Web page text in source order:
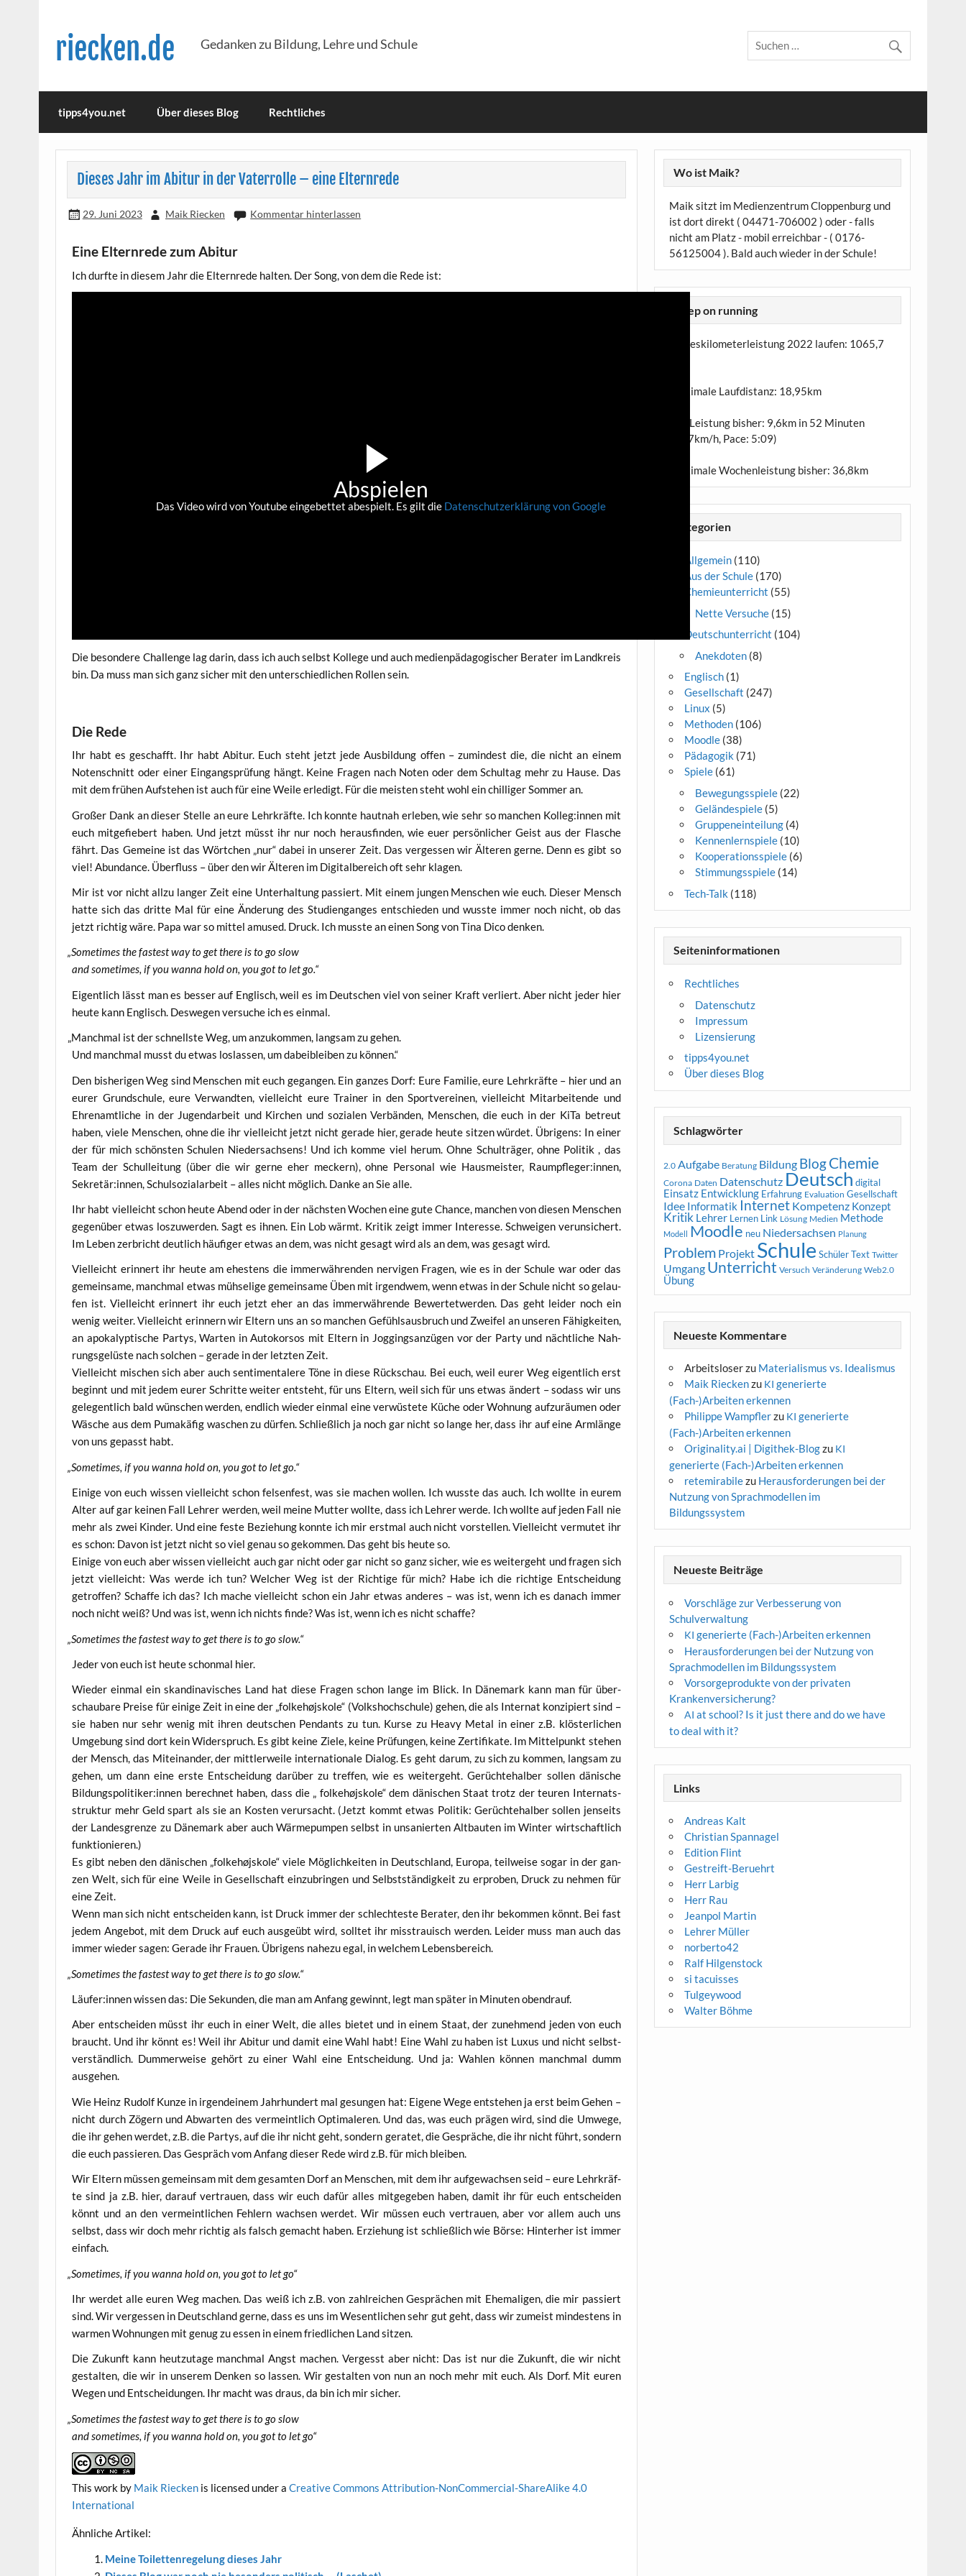
riecken.de Gedanken zu Bildung, Lehre und Schule
tipps4you.net Über dieses Blog Rechtliches
Dieses Jahr im Abitur in der Vaterrolle – eine Elternrede
29. Juni 2023 Maik Riecken Kommentar hinterlassen
Eine Elternrede zum Abitur
Ich durf­te in die­sem Jahr die Eltern­re­de hal­ten. Der Song, von dem die Rede ist:
Abspielen
Das Video wird von Youtube eingebettet abespielt. Es gilt die Datenschutzerklärung von Google
Die beson­de­re Chall­enge lag dar­in, dass ich auch selbst Kol­le­ge und auch medi­en­päd­ago­gi­scher Bera­ter im Land­kreis
bin. Da muss man sich ganz sicher mit den unter­schied­li­chen Rol­len sein.
Die Rede
Ihr habt es geschafft. Ihr habt Abitur. Euch steht jetzt jede Aus­bil­dung offen – zumin­dest die, die nicht an einem
Noten­schnitt oder einer Ein­gangs­prü­fung hängt. Kei­ne Fra­gen nach Noten oder dem Schul­tag mehr zu Hau­se. Das
mit dem frü­hen Auf­ste­hen ist auch für eine Wei­le erle­digt. Für die meis­ten steht wohl ein chil­li­ger Som­mer an.
Gro­ßer Dank an die­ser Stel­le an eure Lehr­kräf­te. Ich konn­te haut­nah erle­ben, wie sehr so man­chen Kolleg:innen mit
euch mit­ge­fie­bert haben. Und jetzt müsst ihr nur noch her­aus­fin­den, wie euer per­sön­li­cher Geist aus der Fla­sche
fährt. Das Gemei­ne ist das Wört­chen „nur“ dabei in unse­rer Zeit. Das ver­ges­sen wir Älte­ren ger­ne. Denn es gibt so
viel! Abun­dance. Über­fluss – über den wir Älte­ren im Digi­tal­be­reich oft sehr klagen.
Mir ist vor nicht all­zu lan­ger Zeit eine Unter­hal­tung pas­siert. Mit einem jun­gen Men­schen wie euch. Die­ser Mensch
hat­te sich das drit­te Mal für eine Ände­rung des Stu­di­en­gan­ges ent­schie­den und wuss­te immer noch nicht, ob das
jetzt rich­tig wäre. Papa war so mit­tel amu­sed. Druck. Ich muss­te an einen Song von Tina Dico denken.
„Some­ti­mes the fas­test way to get the­re is to go slow
and some­ti­mes, if you wan­na hold on, you got to let go.“
Eigent­lich lässt man es bes­ser auf Eng­lisch, weil es im Deut­schen viel von sei­ner Kraft ver­liert. Aber nicht jeder hier
heu­te kann Eng­lisch. Des­we­gen ver­su­che ich es einmal.
„Manch­mal ist der schnells­te Weg, um anzu­kom­men, lang­sam zu gehen.
Und manch­mal musst du etwas los­las­sen, um dabei­blei­ben zu können.“
Den bis­he­ri­gen Weg sind Men­schen mit euch gegan­gen. Ein gan­zes Dorf: Eure Fami­lie, eure Lehr­kräf­te – hier und an
eurer Grund­schu­le, eure Ver­wand­ten, viel­leicht eure Trai­ner in den Sport­ver­ei­nen, viel­leicht Mit­ar­bei­ten­de und
Ehren­amt­li­che in der Jugend­ar­beit und Kir­chen und sozia­len Ver­bän­den, Men­schen, die euch in der KiTa betreut
haben, vie­le Men­schen, ohne die ihr viel­leicht jetzt nicht gera­de hier, gera­de heu­te sit­zen wür­det. Übri­gens: In einer
der für mich schöns­ten Schu­len Nie­der­sach­sens! Und ich kom­me viel her­um. Ohne Schul­trä­ger, ohne Poli­tik , das
Team der Schul­lei­tung (über die wir ger­ne eher meckern), ohne Per­so­nal wie Haus­meis­ter, Raumpfleger:innen,
Sekretär:innen, Schul­so­zi­al­ar­beit – alles nicht mög­lich. Dan­ke an Sie alle.
Ihr habt viel­leicht schon heu­te Abend oder in der nächs­ten Wochen eine gute Chan­ce, man­chen von die­sen Men­schen
gegen­über etwas los­zu­wer­den. Sagt es ihnen. Ein Lob wärmt. Kri­tik zeigt immer Inter­es­se. Schwei­gen ver­un­si­chert.
Im Leben zer­bricht deut­lich häu­fi­ger etwas an dem, was nicht gesagt wird als an dem, was gesagt wird.
Viel­leicht erin­nert ihr heu­te am ehes­tens die immer­wäh­ren­den ner­vi­gen Fra­gen, wie es in der Schu­le war oder das
gemein­sa­me, manch­mal etwas müh­se­li­ge gemein­sa­me Üben mit irgend­wem, wenn etwas in der Schu­le nicht so gelau­
fen ist. Viel­leicht erin­nert ihr euch jetzt eher an das immer­wäh­ren­de Bewer­tet­wer­den. Das geht lei­der noch ein
wenig wei­ter. Viel­leicht erin­nern wir Eltern uns an so man­chen Gefühls­aus­bruch und Zwei­fel an unse­ren Fähig­kei­ten,
an apo­ka­lyp­ti­sche Par­tys, War­ten in Auto­kor­sos mit Eltern in Jog­gings­an­zü­gen vor der Par­ty und nächt­li­che Nah­
rungs­ge­lüs­te nach sol­chen – gera­de in der letz­ten Zeit.
Viel­leicht mischen sich aber auch sen­ti­men­ta­le­re Töne in die­se Rück­schau. Bei euch, weil eurer Weg eigent­lich erst
beginnt und mit jedem eurer Schrit­te wei­ter ent­steht, für uns Eltern, weil sich für uns etwas ändert – sodass wir uns
gele­gent­lich bald wün­schen wer­den, end­lich wie­der ein­mal eine ver­wüs­te­te Küche oder Woh­nung auf­zu­räu­men oder
Wäsche aus dem Puma­kä­fig waschen zu dür­fen. Schließ­lich ja noch gar nicht so lan­ge her, dass ihr auf eine Arm­län­ge
von uns gepasst habt.
„Some­ti­mes, if you wan­na hold on, you got to let go.“
Eini­ge von euch wis­sen viel­leicht schon fel­sen­fest, was sie machen wol­len. Ich wuss­te das auch. Ich woll­te in eurem
Alter auf gar kei­nen Fall Leh­rer wer­den, weil mei­ne Mut­ter woll­te, dass ich Leh­rer wer­de. Ich woll­te auf jeden Fall nie
mehr als zwei Kin­der. Und eine fes­te Bezie­hung konn­te ich mir erst­mal auch nicht vor­stel­len. Viel­leicht ver­mu­tet ihr
es schon: Davon ist jetzt nicht so viel genau so gekom­men. Das geht bis heu­te so.
Eini­ge von euch aber wis­sen viel­leicht auch gar nicht oder gar nicht so ganz sicher, wie es wei­ter­geht und fra­gen sich
jetzt viel­leicht: Was wer­de ich tun? Wel­cher Weg ist der Rich­ti­ge für mich? Habe ich die rich­ti­ge Ent­schei­dung
getrof­fen? Schaf­fe ich das? Ich mache viel­leicht schon ein Jahr etwas ande­res – was ist, wenn ich es danach immer
noch nicht weiß? Und was ist, wenn ich nichts fin­de? Was ist, wenn ich es nicht schaffe?
Some­ti­mes the fas­test way to get the­re is to go slow.“
Jeder von euch ist heu­te schon­mal hier.
Wie­der ein­mal ein skan­di­na­vi­sches Land hat die­se Fra­gen schon lan­ge im Blick. In Däne­mark kann man für über­
schau­ba­re Prei­se für eini­ge Zeit in eine der „fol­kehø­js­ko­le“ (Volks­hoch­schu­le) gehen, die als Inter­nat kon­zi­piert sind –
sie haben nur sehr wenig mit ihren deut­schen Pen­dants zu tun. Kur­se zu Hea­vy Metal in einer z.B. klös­ter­li­chen
Umge­bung sind dort kein Wider­spruch. Es gibt kei­ne Zie­le, kei­ne Prü­fun­gen, kei­ne Zer­ti­fi­ka­te. Im Mit­tel­punkt ste­hen
der Mensch, das Mit­ein­an­der, der mitt­ler­wei­le inter­na­tio­na­le Dia­log. Es geht dar­um, zu sich zu kom­men, lang­sam zu
gehen, um dann eine ers­te Ent­schei­dung dar­über zu tref­fen, wie es wei­ter­geht. Gerüch­te­hal­ber sol­len däni­sche
Bildungspolitiker:innen berech­net haben, dass die „ fol­kehø­js­ko­le“ dem däni­schen Staat trotz der teu­ren Inter­nats­
struk­tur mehr Geld spart als sie an Kos­ten ver­ur­sacht. (Jetzt kommt etwas Poli­tik: Gerüch­te­hal­ber sol­len jen­seits
der Lan­des­gren­ze zu Däne­mark aber auch Wär­me­pum­pen selbst in unsa­nier­ten Alt­bau­ten im Win­ter wirt­schaft­lich
funktionieren.)
Es gibt neben den däni­schen „fol­kehø­js­ko­le“ vie­le Mög­lich­kei­ten in Deutsch­land, Euro­pa, teil­wei­se sogar in der gan­
zen Welt, sich für eine Wei­le in Gesell­schaft ein­zu­brin­gen und Selbst­stän­dig­keit zu erpro­ben, Druck zu neh­men für
eine Zeit.
Wenn man sich nicht ent­schei­den kann, ist Druck immer der schlech­tes­te Bera­ter, den ihr bekom­men könnt. Bei fast
jedem Ange­bot, mit dem Druck auf euch aus­ge­übt wird, soll­tet ihr miss­trau­isch wer­den. Lei­der muss man auch das
immer wie­der sagen: Gera­de ihr Frau­en. Übri­gens nahe­zu egal, in wel­chem Lebensbereich.
„Some­ti­mes the fas­test way to get the­re is to go slow.“
Läufer:innen wis­sen das: Die Sekun­den, die man am Anfang gewinnt, legt man spä­ter in Minu­ten obendrauf.
Aber ent­schei­den müsst ihr euch in einer Welt, die alles bie­tet und in einem Staat, der zuneh­mend jeden von euch
braucht. Und ihr könnt es! Weil ihr Abitur und damit eine Wahl habt! Eine Wahl zu haben ist Luxus und nicht selbst­
ver­ständ­lich. Dum­mer­wei­se gehört zu einer Wahl eine Ent­schei­dung. Und ja: Wah­len kön­nen manch­mal dumm
ausgehen.
Wie Heinz Rudolf Kun­ze in irgend­ei­nem Jahr­hun­dert mal gesun­gen hat: Eige­ne Wege ent­ste­hen ja erst beim Gehen –
nicht durch Zögern und Abwar­ten des ver­meint­lich Opti­ma­le­ren. Und das, was euch prä­gen wird, sind die Umwe­ge,
die ihr gehen wer­det, z.B. die Par­tys, auf die ihr nicht geht, son­dern gera­tet, die Gesprä­che, die ihr nicht führt, son­dern
die euch pas­sie­ren. Das Gespräch vom Anfang die­ser Rede wird z.B. für mich bleiben.
Wir Eltern müs­sen gemein­sam mit dem gesam­ten Dorf an Men­schen, mit dem ihr auf­ge­wach­sen seid – eure Lehr­kräf­
te sind ja z.B. hier, dar­auf ver­trau­en, dass wir euch dafür alles mit­ge­ge­ben haben, damit ihr für euch ent­schei­den
könnt und an den ver­meint­li­chen Feh­lern wach­sen wer­det. Wir müs­sen euch ver­trau­en, aber vor allem auch uns
selbst, dass wir doch mehr rich­tig als falsch gemacht haben. Erzie­hung ist schließ­lich wie Bör­se: Hin­ter­her ist immer
einfach.
„Some­ti­mes, if you wan­na hold on, you got to let go“
Ihr wer­det alle euren Weg machen. Das weiß ich z.B. von zahl­rei­chen Gesprä­chen mit Ehe­ma­li­gen, die mir pas­siert
sind. Wir ver­ges­sen in Deutsch­land ger­ne, dass es uns im Wesent­li­chen sehr gut geht, dass wir zumeist min­des­tens in
war­men Woh­nun­gen mit genug zu essen in einem fried­li­chen Land sitzen.
Die Zukunft kann heut­zu­ta­ge manch­mal Angst machen. Ver­gesst aber nicht: Das ist nur die Zukunft, die wir nicht
gestal­ten, die wir in unse­rem Den­ken so las­sen. Wir gestal­ten von nun an noch mehr mit euch. Als Dorf. Mit euren
Wegen und Ent­schei­dun­gen. Ihr macht was draus, da bin ich mir sicher.
„Some­ti­mes the fas­test way to get the­re is to go slow
and some­ti­mes, if you wan­na hold on, you got to let go“
This work by Maik Riecken is licen­sed under aCrea­ti­ve Com­mons Attri­bu­ti­on-Non­Com­mer­cial-ShareA­li­ke 4.0
International
Ähn­li­che Artikel:
Mei­ne Toi­let­ten­re­ge­lung die­ses Jahr
Wo ist Maik?
Maik sitzt im Medienzentrum Cloppenburg und
ist dort direkt ( 04471-706002 ) oder - falls
nicht am Platz - mobil erreichbar - ( 0176-
56125004 ). Bald auch wieder in der Schule!
Keep on running
Jahreskilometerleistung 2022 laufen: 1065,7
Maximale Laufdistanz: 18,95km
Top-Leistung bisher: 9,6km in 52 Minuten
(11,7km/h, Pace: 5:09)
Maximale Wochenleistung bisher: 36,8km
Kategorien
Allgemein (110)
Aus der Schule (170)
Chemieunterricht (55)
Nette Versuche (15)
Deutschunterricht (104)
Anekdoten (8)
Englisch (1)
Gesellschaft (247)
Linux (5)
Methoden (106)
Moodle (38)
Pädagogik (71)
Spiele (61)
Bewegungsspiele (22)
Geländespiele (5)
Gruppeneinteilung (4)
Kennenlernspiele (10)
Kooperationsspiele (6)
Stimmungsspiele (14)
Tech-Talk (118)
Seiteninformationen
Rechtliches
Datenschutz
Impressum
Lizensierung
tipps4you.net
Über dieses Blog
Schlagwörter
2.0 Aufgabe Beratung Bildung BlogChemie
Corona Daten Datenschutz Deutsch digital
Einsatz Entwicklung Erfahrung Evaluation Gesellschaft
Idee Informatik Internet Kompetenz Konzept
Kritik Lehrer Lernen Link Lösung Medien Methode
Modell Moodle neu Niedersachsen Planung
Problem Projekt Schule Schüler Text Twitter
Umgang Unterricht Versuch Veränderung Web2.0
Übung
Neueste Kommentare
Arbeitsloserzu Materialismus vs. Idealismus
Maik Rieckenzu KI generierte
(Fach-)Arbeiten erkennen
Philippe Wampflerzu KI generierte
(Fach-)Arbeiten erkennen
Originality.ai | Digithek-Blogzu KI
generierte (Fach-)Arbeiten erkennen
retemirabilezu Herausforderungen bei der
Nutzung von Sprachmodellen im
Bildungssystem
Neueste Beiträge
Vorschläge zur Verbesserung von
Schulverwaltung
KI generierte (Fach-)Arbeiten erkennen
Herausforderungen bei der Nutzung von
Sprachmodellen im Bildungssystem
Vorsorgeprodukte von der privaten
Krankenversicherung?
AI at school? Is it just there and do we have
to deal with it?
Links
Andreas Kalt
Christian Spannagel
Edition Flint
Gestreift-Beruehrt
Herr Larbig
Herr Rau
Jeanpol Martin
Lehrer Müller
norberto42
Ralf Hilgenstock
si tacuisses
Tulgeywood
Walter Böhme